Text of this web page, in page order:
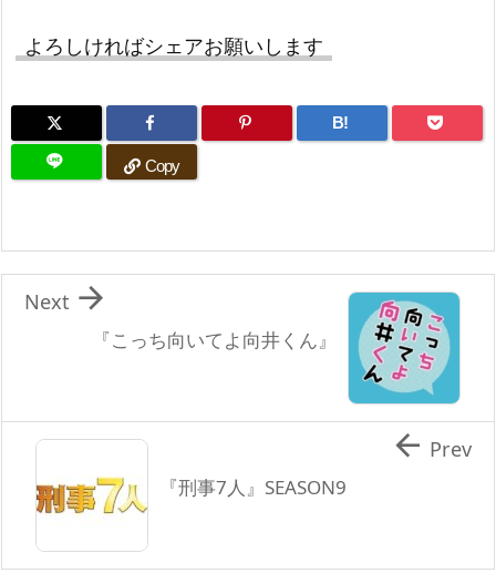
よろしければシェアお願いします
B!
Copy
『こっち向いてよ向井くん』

Next
『刑事7人』SEASON9
 Prev